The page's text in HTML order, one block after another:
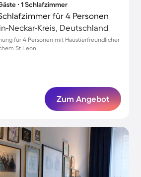
∙ 1 Schlafzimmer
für 4 Personen
Neckar-Kreis, Deutschland
für 4 Personen mit Haustierfreundlicher
St Leon
Zum Angebot